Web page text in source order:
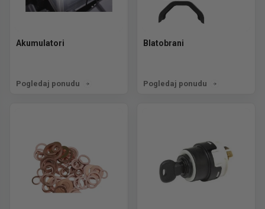
Akumulatori
Pogledaj ponudu
Blatobrani
Pogledaj ponudu